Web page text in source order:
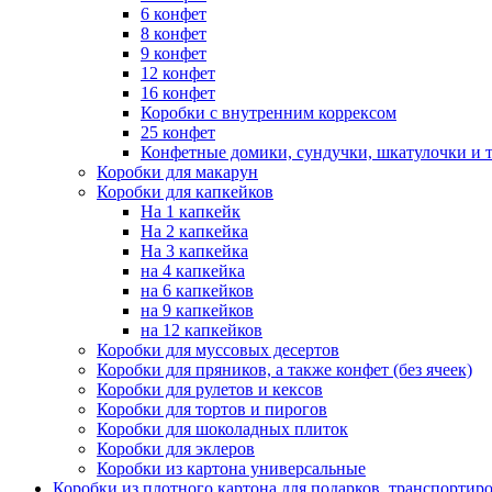
6 конфет
8 конфет
9 конфет
12 конфет
16 конфет
Коробки с внутренним коррексом
25 конфет
Конфетные домики, сундучки, шкатулочки и
Коробки для макарун
Коробки для капкейков
На 1 капкейк
На 2 капкейка
На 3 капкейка
на 4 капкейка
на 6 капкейков
на 9 капкейков
на 12 капкейков
Коробки для муссовых десертов
Коробки для пряников, а также конфет (без ячеек)
Коробки для рулетов и кексов
Коробки для тортов и пирогов
Коробки для шоколадных плиток
Коробки для эклеров
Коробки из картона универсальные
Коробки из плотного картона для подарков,